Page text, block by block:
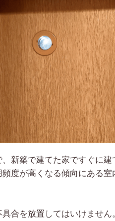
新築で建てた家ですぐに
度が高くなる傾向にある
合を放置してはいけませ